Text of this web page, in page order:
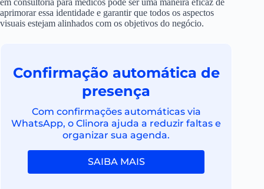
aprimorar essa identidade e garantir que todos os aspectos
visuais estejam alinhados com os objetivos do negócio.
Confirmação automática de
presença
Com confirmações automáticas via
WhatsApp, o Clinora ajuda a reduzir faltas e
organizar sua agenda.
SAIBA MAIS